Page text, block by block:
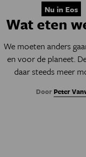
Nu in Eos
Wat eten
We moeten anders
en voor de planeet.
daar steeds meer
Door Peter